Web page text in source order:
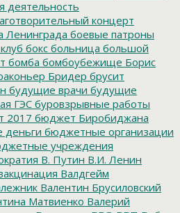
деятельность
концерт
Ленинграда боевые патроны
бокс больница большой
бомба бомбоубежище Борис
Бридер брусит
будущие врачи будущие
ГЭСбуровзрывные работы
2017 бюджет Биробиджана
бюджетные организации
учреждения
В. Путин В.И. Ленин
Валдгейм
Валентин Брусиловский
Матвиенко Валерий